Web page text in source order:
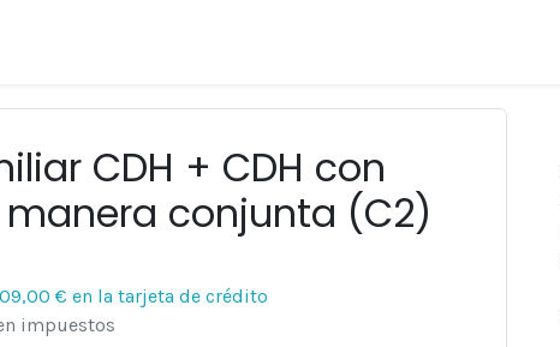
CDH + CDH con
conjunta (C2)
€ en la tarjeta de crédito
impuestos